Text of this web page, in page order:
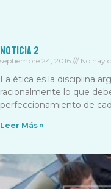
Noticia 2
septiembre 24, 2016 No hay
La ética es la disciplina
racionalmente lo que
perfeccionamiento de
Leer Más »